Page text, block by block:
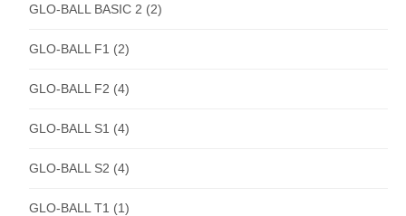
GLO-BALL BASIC 2 (2)
GLO-BALL F1 (2)
GLO-BALL F2 (4)
GLO-BALL S1 (4)
GLO-BALL S2 (4)
GLO-BALL T1 (1)